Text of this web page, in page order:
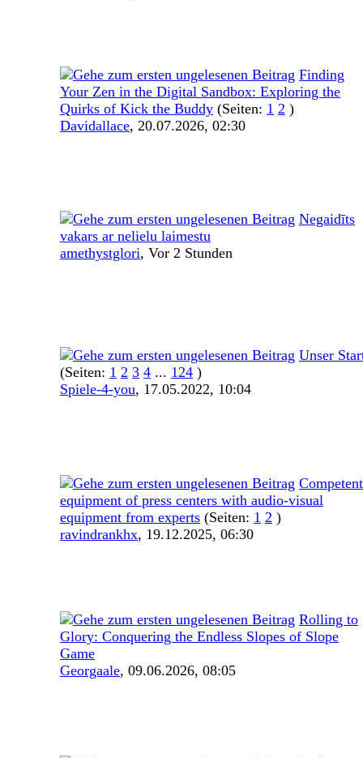
Finding
Your Zen in the Digital Sandbox: Exploring the
Quirks of Kick the Buddy (Seiten: 1 2 )
Davidallace, 20.07.2026, 02:30
Negaidīts
vakars ar nelielu laimestu
amethystglori, Vor 2 Stunden
Unser
(Seiten: 1 2 3 4 ... 124 )
Spiele-4-you, 17.05.2022, 10:04
Competent
equipment of press centers with audio-visual
equipment from experts (Seiten: 1 2 )
ravindrankhx, 19.12.2025, 06:30
Rolling to
Glory: Conquering the Endless Slopes of Slope
Game
Georgaale, 09.06.2026, 08:05